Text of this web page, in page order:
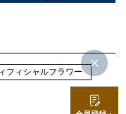
フィシャルフラワー